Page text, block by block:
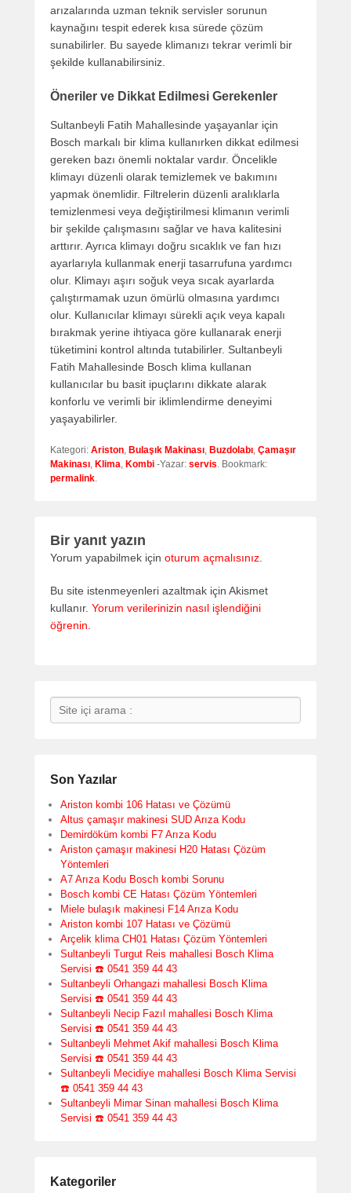
arızalarında uzman teknik servisler sorunun
kaynağını tespit ederek kısa sürede çözüm
sunabilirler. Bu sayede klimanızı tekrar verimli bir
şekilde kullanabilirsiniz.
Öneriler ve Dikkat Edilmesi Gerekenler
Sultanbeyli Fatih Mahallesinde yaşayanlar için
Bosch markalı bir klima kullanırken dikkat edilmesi
gereken bazı önemli noktalar vardır. Öncelikle
klimayı düzenli olarak temizlemek ve bakımını
yapmak önemlidir. Filtrelerin düzenli aralıklarla
temizlenmesi veya değiştirilmesi klimanın verimli
bir şekilde çalışmasını sağlar ve hava kalitesini
arttırır. Ayrıca klimayı doğru sıcaklık ve fan hızı
ayarlarıyla kullanmak enerji tasarrufuna yardımcı
olur. Klimayı aşırı soğuk veya sıcak ayarlarda
çalıştırmamak uzun ömürlü olmasına yardımcı
olur. Kullanıcılar klimayı sürekli açık veya kapalı
bırakmak yerine ihtiyaca göre kullanarak enerji
tüketimini kontrol altında tutabilirler. Sultanbeyli
Fatih Mahallesinde Bosch klima kullanan
kullanıcılar bu basit ipuçlarını dikkate alarak
konforlu ve verimli bir iklimlendirme deneyimi
yaşayabilirler.
Kategori: Ariston Bulaşık Makinası Buzdolabı Çamaşır
Makinası Klima Kombi -Yazar: servis . Bookmark:
permalink
Bir yanıt yazın
Yorum yapabilmek için oturum açmalısınız
Bu site istenmeyenleri azaltmak için Akismet
kullanır. Yorum verilerinizin nasıl işlendiğini
öğrenin.
Search
Son Yazılar
Ariston kombi 106 Hatası ve Çözümü
Altus çamaşır makinesi SUD Arıza Kodu
Demirdöküm kombi F7 Arıza Kodu
Ariston çamaşır makinesi H20 Hatası Çözüm
Yöntemleri
A7 Arıza Kodu Bosch kombi Sorunu
Bosch kombi CE Hatası Çözüm Yöntemleri
Miele bulaşık makinesi F14 Arıza Kodu
Ariston kombi 107 Hatası ve Çözümü
Arçelik klima CH01 Hatası Çözüm Yöntemleri
Sultanbeyli Turgut Reis mahallesi Bosch Klima
Servisi ☎️ 0541 359 44 43
Sultanbeyli Orhangazi mahallesi Bosch Klima
Servisi ☎️ 0541 359 44 43
Sultanbeyli Necip Fazıl mahallesi Bosch Klima
Servisi ☎️ 0541 359 44 43
Sultanbeyli Mehmet Akif mahallesi Bosch Klima
Servisi ☎️ 0541 359 44 43
Sultanbeyli Mecidiye mahallesi Bosch Klima Servisi
☎️ 0541 359 44 43
Sultanbeyli Mimar Sinan mahallesi Bosch Klima
Servisi ☎️ 0541 359 44 43
Kategoriler